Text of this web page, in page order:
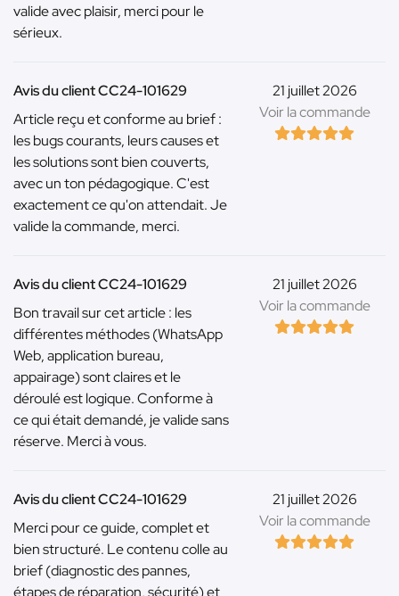
valide avec plaisir, merci pour le
sérieux.
21 juillet 2026
Voir la commande
Avis du client CC24-101629
Article reçu et conforme au brief :
les bugs courants, leurs causes et
les solutions sont bien couverts,
avec un ton pédagogique. C'est
exactement ce qu'on attendait. Je
valide la commande, merci.
21 juillet 2026
Voir la commande
Avis du client CC24-101629
Bon travail sur cet article : les
différentes méthodes (WhatsApp
Web, application bureau,
appairage) sont claires et le
déroulé est logique. Conforme à
ce qui était demandé, je valide sans
réserve. Merci à vous.
21 juillet 2026
Voir la commande
Avis du client CC24-101629
Merci pour ce guide, complet et
bien structuré. Le contenu colle au
brief (diagnostic des pannes,
étapes de réparation, sécurité) et